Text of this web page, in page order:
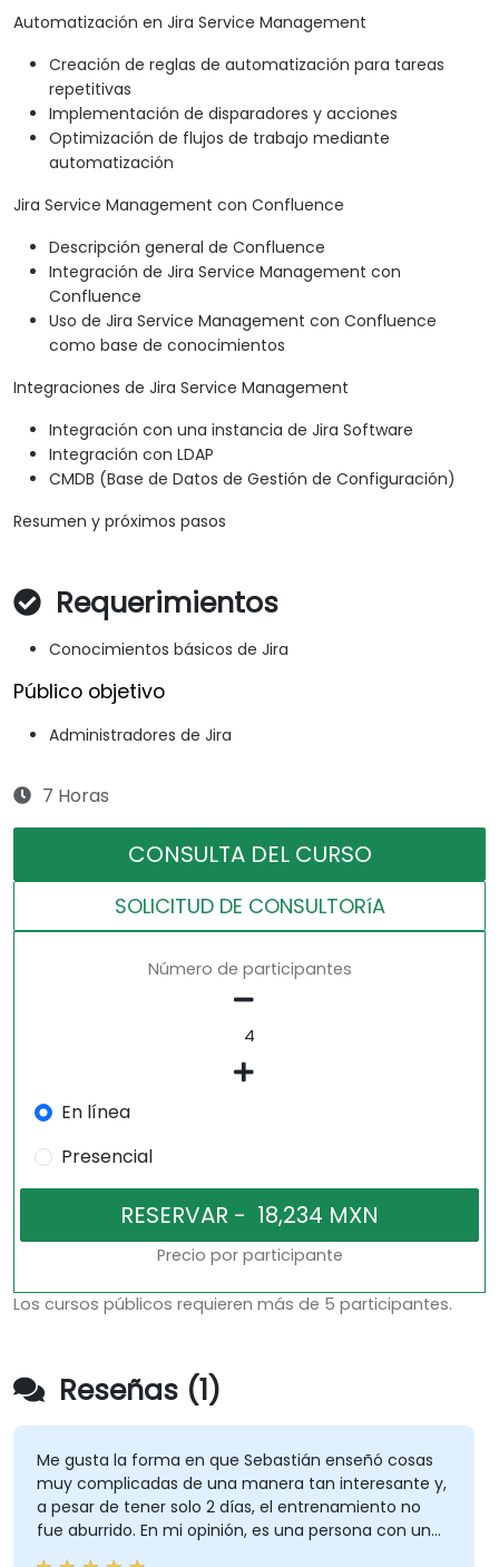
Automatización en Jira Service Management
Creación de reglas de automatización para tareas
repetitivas
Implementación de disparadores y acciones
Optimización de flujos de trabajo mediante
automatización
Jira Service Management con Confluence
Descripción general de Confluence
Integración de Jira Service Management con
Confluence
Uso de Jira Service Management con Confluence
como base de conocimientos
Integraciones de Jira Service Management
Integración con una instancia de Jira Software
Integración con LDAP
CMDB (Base de Datos de Gestión de Configuración)
Resumen y próximos pasos
Requerimientos
Conocimientos básicos de Jira
Público objetivo
Administradores de Jira
7 Horas
CONSULTA DEL CURSO
SOLICITUD DE CONSULTORíA
Número de participantes
En línea
Presencial
Precio por participante
Los cursos públicos requieren más de 5 participantes.
Reseñas (1)
Me gusta la forma en que Sebastián enseñó cosas
muy complicadas de una manera tan interesante y,
a pesar de tener solo 2 días, el entrenamiento no
fue aburrido. En mi opinión, es una persona con un
gran conocimiento, sabe muy bien de qué está